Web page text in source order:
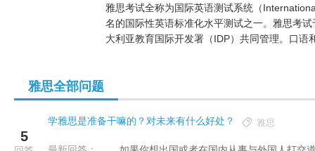
雅思考试全称为国际英语测试系统（
名的国际性英语标准化水平测试之一。雅思考
大利亚教育国际开发署（IDP）共同管理。口
雅思全部问题
5
学雅思是准备干嘛的？对未来有什么好处？ 雅思